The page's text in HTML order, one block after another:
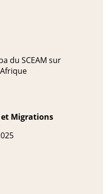
du SCEAM sur
Migrations